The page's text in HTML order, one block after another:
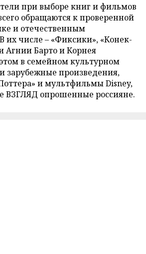
при выборе книг и фильмов
обращаются к проверенной
и отечественным
их числе – «Фиксики», «Конек-
Агнии Барто и Корнея
в семейном культурном
зарубежные произведения,
и мультфильмы Disney,
ВЗГЛЯД опрошенные россияне.